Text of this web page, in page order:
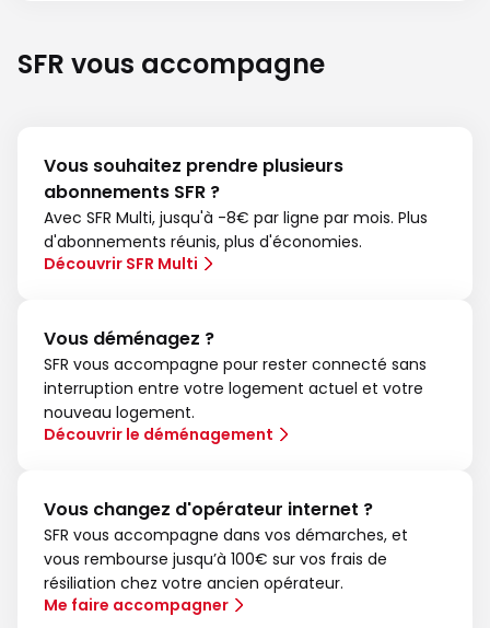
SFR vous accompagne
Vous souhaitez prendre plusieurs
abonnements SFR ?
Avec SFR Multi, jusqu'à -8€ par ligne par mois. Plus
d'abonnements réunis, plus d'économies.
Découvrir SFR Multi
Vous déménagez ?
SFR vous accompagne pour rester connecté sans
interruption entre votre logement actuel et votre
nouveau logement.
Découvrir le déménagement
Vous changez d'opérateur internet ?
SFR vous accompagne dans vos démarches, et
vous rembourse jusqu’à 100€ sur vos frais de
résiliation chez votre ancien opérateur.
Me faire accompagner